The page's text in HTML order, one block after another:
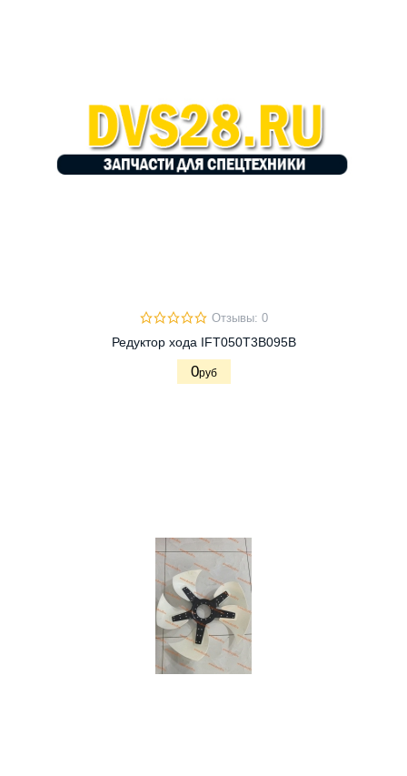
Отзывы: 0
Редуктор хода IFT050T3B095B
0руб